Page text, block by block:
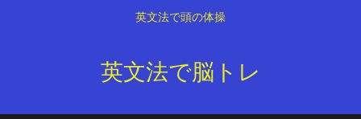
英文法で頭の体操
英文法で脳トレ